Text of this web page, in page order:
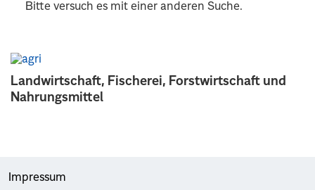
Landwirtschaft, Fischerei, Forstwirtschaft und
Nahrungsmittel
Bitte versuch es mit einer anderen Suche.
Impressum